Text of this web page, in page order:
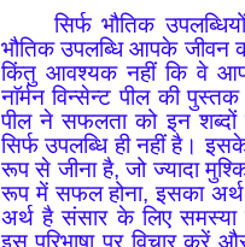
सिर्फ भौतिक
भौतिक उपलब्धि आपके जीवन
किंतु आवश्यक नहीं कि वे
नाॅर्मन विन्सेन्ट पील की
पील ने सफलता को इन शब्दों
सिर्फ उपलब्धि ही नहीं है।
रूप से जीना है, जो ज्यादा
रूप में सफल होना, इसका अर्थ
अर्थ है संसार के लिए समस्या
इस परिभाषा पर विचार